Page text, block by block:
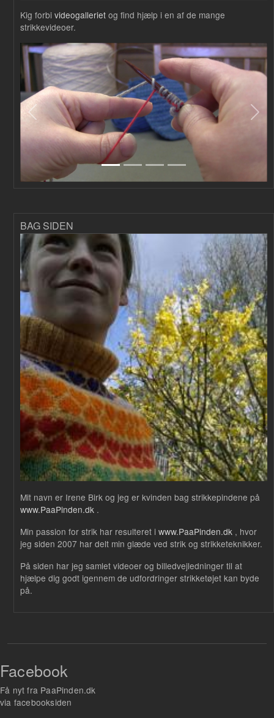
Kig forbi videogalleriet og find hjælp i en af de mange
strikkevideoer.
Forrige
BAG SIDEN
Mit navn er Irene Birk og jeg er kvinden bag strikkepindene på
www.PaaPinden.dk .
Min passion for strik har resulteret i www.PaaPinden.dk , hvor
jeg siden 2007 har delt min glæde ved strik og strikketeknikker.
På siden har jeg samlet videoer og billedvejledninger til at
hjælpe dig godt igennem de udfordringer strikketøjet kan byde
på.
Facebook
Få nyt fra PaaPinden.dk
via facebooksiden